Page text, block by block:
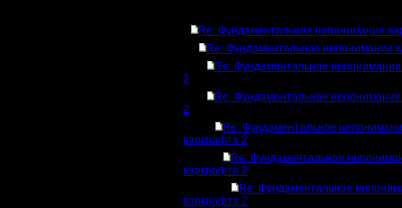
Re: Фундаментальное непонимание
Re: Фундаментальное непонимание
Re: Фундаментальное
2
Re: Фундаментальное
2
Re: Фундаментальное
варкрафта 2
Re: Фундаментальное
варкрафта 2
Re: Фундаментальное
варкрафта 2